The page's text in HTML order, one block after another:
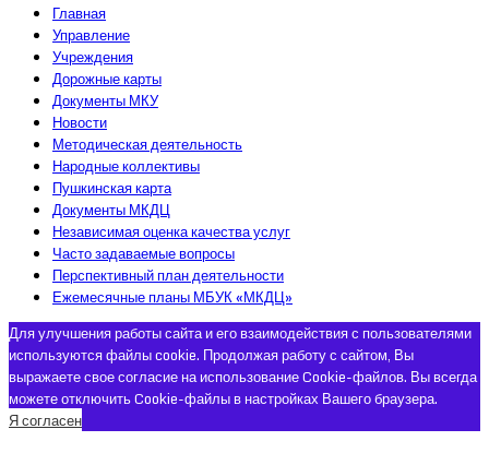
Главная
Управление
Учреждения
Дорожные карты
Документы МКУ
Новости
Методическая деятельность
Народные коллективы
Пушкинская карта
Документы МКДЦ
Независимая оценка качества услуг
Часто задаваемые вопросы
Перспективный план деятельности
Ежемесячные планы МБУК «МКДЦ»
Для улучшения работы сайта и его взаимодействия с пользователями
используются файлы cookie. Продолжая работу с сайтом, Вы
выражаете свое согласие на использование Cookie-файлов. Вы всегда
можете отключить Cookie-файлы в настройках Вашего браузера.
Я согласен